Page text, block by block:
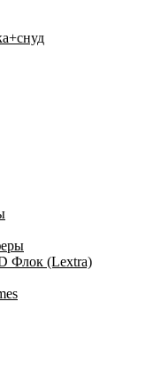
Флок (Lextra)